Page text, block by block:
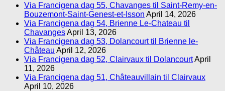
Via Francigena dag 55, Chavanges til Saint-Remy-en-
Bouzemont-Saint-Genest-et-Isson April 14, 2026
Via Francigena dag 54, Brienne Le-Chateau til
ChavangesApril 13, 2026
Via Francigena dag 53, Dolancourt til Brienne le-
Château April 12, 2026
Via Francigena dag 52, Clairvaux til DolancourtApril
11, 2026
Via Francigena dag 51, Châteauvillain til Clairvaux
April 10, 2026